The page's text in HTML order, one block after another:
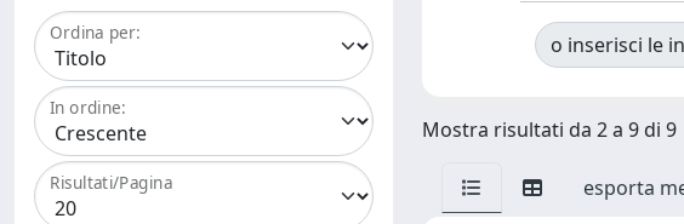
Ordina per:
In ordine:
Risultati/Pagina
o inserisci le
Mostra risultati da 2 a 9 di 9
esporta